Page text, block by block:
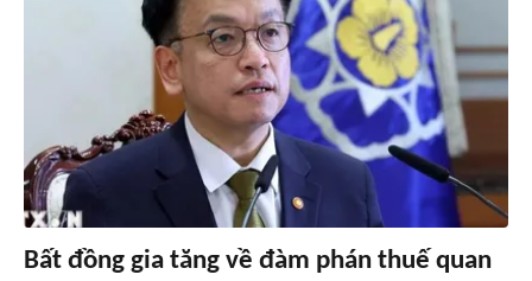
Bất đồng gia tăng về đàm phán thuế quan